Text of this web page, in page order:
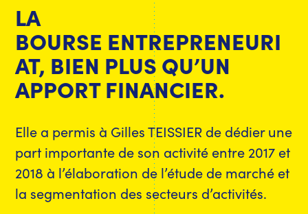
LA
BOURSE ENTREPRENEURI
AT, BIEN PLUS QU’UN
APPORT FINANCIER.
Elle a permis à Gilles TEISSIER de dédier une
part importante de son activité entre 2017 et
2018 à l’élaboration de l’étude de marché et
la segmentation des secteurs d’activités.